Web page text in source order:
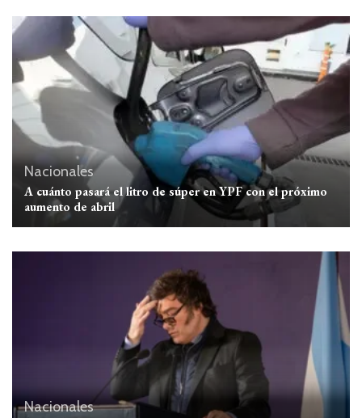
Nacionales
A cuánto pasará el litro de súper en YPF con el próximo
aumento de abril
Nacionales